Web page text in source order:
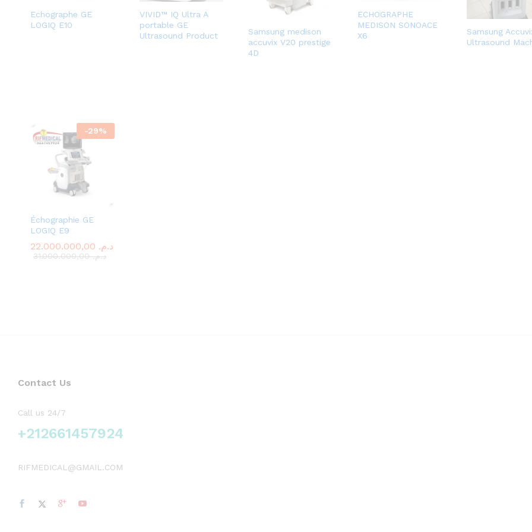
Echographe GE
LOGIQ E10
VIVID™ IQ Ultra A
portable GE
Ultrasound Product
Samsung medison
accuvix V20 prestige
4D
ECHOGRAPHE
MEDISON SONOACE
X6
Samsung
Ultrasound
-29%
Échographie GE
LOGIQ E9
د.م.
د.م.31.000.000,00
د.م.
د.م.31.000.000,00
Contact Us
Call us 24/7
+212661457924
RIFMEDICAL@GMAIL.COM